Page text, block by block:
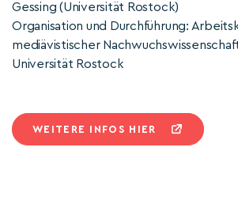
Gessing (Universität Rostock)
Organisation und Durchführung:
mediävistischer
Universität Rostock
WEITERE INFOS HIER